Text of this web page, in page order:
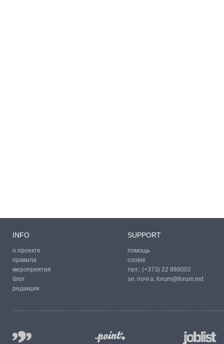
INFO
о проекте
правила
мероприятия
блог
редакция
SUPPORT
помощь
cookie
тел.: (+373) 22 888002
эл. почта: forum@forum.md